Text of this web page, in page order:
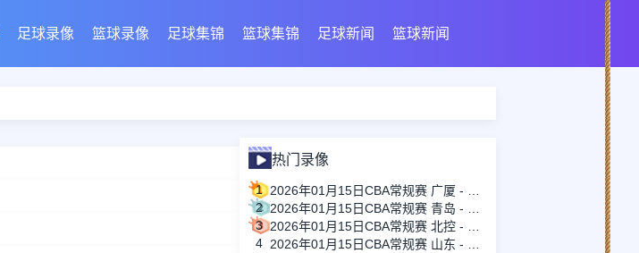
足球录像 篮球录像 足球集锦 篮球集锦 足球新闻 篮球新闻
热门录像
1
2
3
4